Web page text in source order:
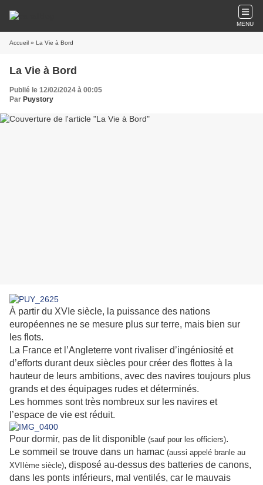
MENU
Accueil » La Vie à Bord
La Vie à Bord
Publié le 12/02/2024 à 00:05
Par Puystory
À partir du XVIe siècle, la puissance des nations
européennes ne se mesure plus sur terre, mais bien sur
les flots.
La France et l’Angleterre vont rivaliser d’ingéniosité et
d’efforts durant deux siècles pour créer des flottes à la
hauteur de leurs ambitions, avec des navires toujours plus
grands et des équipages rudes et déterminés.
Les hommes sont très nombreux sur les navires et
l’espace de vie est réduit.
Pour dormir, pas de lit disponible (sauf pour les officiers).
Le sommeil se trouve dans un hamac (aussi appelé branle au
XVIIème siècle), disposé au-dessus des batteries de canons,
dans les ponts inférieurs, mal ventilés, car le mauvais